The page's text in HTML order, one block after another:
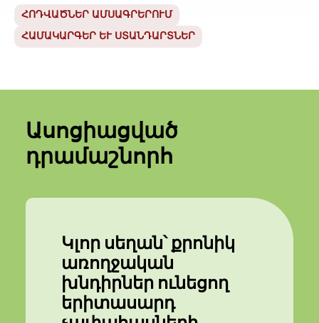
ՀՈԴՎԱԾՆԵՐ ԱՄՍԱԳՐԵՐՈՒՄ
ՀԱՄԱԿԱՐԳԵՐ ԵՒ ՍՏԱՆԴԱՐՏՆԵՐ
Ասոցիացված
դրամաշնորհ
Կլոր սեղան՝ քրոնիկ
առողջական
խնդիրներ ունեցող
երիտասարդ